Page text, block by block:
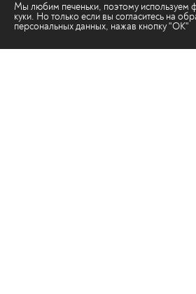
Мы любим печеньки, поэтому используем
куки. Но только если вы согласитесь на
персональных данных, нажав кнопку "ОК"